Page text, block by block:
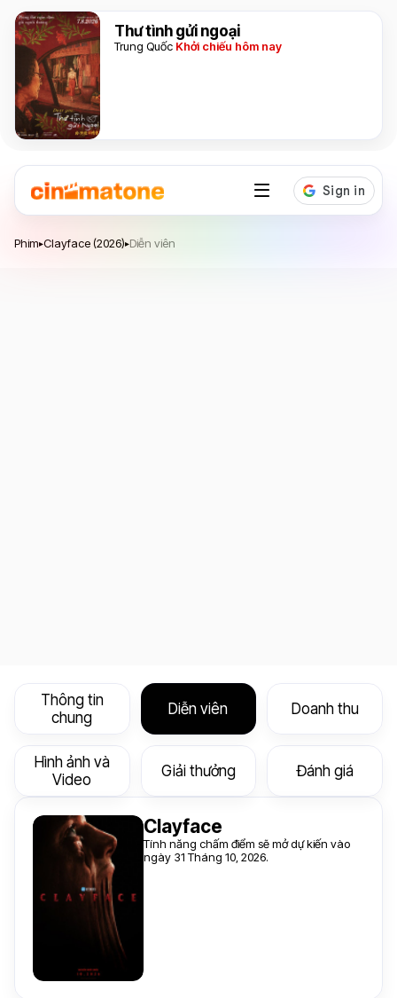
Thư tình gửi ngoại
Trung Quốc Khởi chiếu hôm nay
Phim▸Clayface (2026)▸Diễn viên
Thông tin
chung
Diễn viên Doanh thu
Hình ảnh và
Video
Giải thưởng Đánh giá
Clayface
Tính năng chấm điểm sẽ mở dự kiến vào
ngày 31 Tháng 10, 2026.